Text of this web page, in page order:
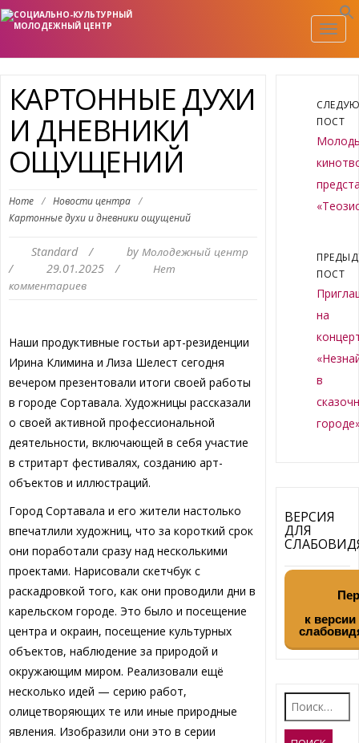
КАРТОННЫЕ ДУХИ
И ДНЕВНИКИ
ОЩУЩЕНИЙ
Home / Новости центра /
Картонные духи и дневники ощущений
Standard / by Молодежный центр
/ 29.01.2025 /
Нет
комментариев
Наши продуктивные гостьи арт-резиденции
Ирина Климина и Лиза Шелест сегодня
вечером презентовали итоги своей работы
в городе Сортавала. Художницы рассказали
о своей активной профессиональной
деятельности, включающей в себя участие
в стритарт фестивалях, созданию арт-
объектов и иллюстраций.
Город Сортавала и его жители настолько
впечатлили художниц, что за короткий срок
они поработали сразу над несколькими
проектами. Нарисовали скетчбук с
раскадровкой того, как они проводили дни в
карельском городе. Это было и посещение
центра и окраин, посещение культурных
объектов, наблюдение за природой и
окружающим миром. Реализовали ещё
несколько идей — серию работ,
олицетворяющих те или иные природные
явления. Изобразили они это в серии
ПОСТ
ПОСТ
на
в
ВЕРСИЯ
ДЛЯ
к
Найти: